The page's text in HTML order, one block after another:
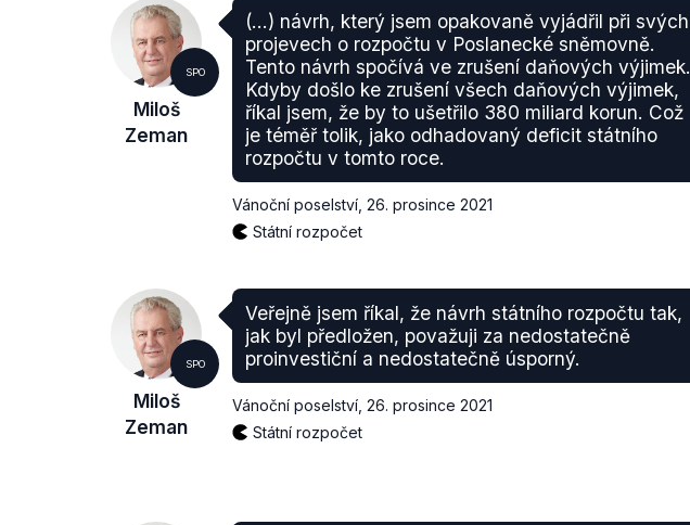
SPO
Miloš
Zeman
(...) návrh, který jsem opakovaně vyjádřil při svých
projevech o rozpočtu v Poslanecké sněmovně.
Tento návrh spočívá ve zrušení daňových výjimek.
Kdyby došlo ke zrušení všech daňových výjimek,
říkal jsem, že by to ušetřilo 380 miliard korun. Což
je téměř tolik, jako odhadovaný deficit státního
rozpočtu v tomto roce.
Vánoční poselství 26. prosince 2021
Státní rozpočet
SPO
Miloš
Zeman
Veřejně jsem říkal, že návrh státního rozpočtu tak,
jak byl předložen, považuji za nedostatečně
proinvestiční a nedostatečně úsporný.
Vánoční poselství 26. prosince 2021
Státní rozpočet